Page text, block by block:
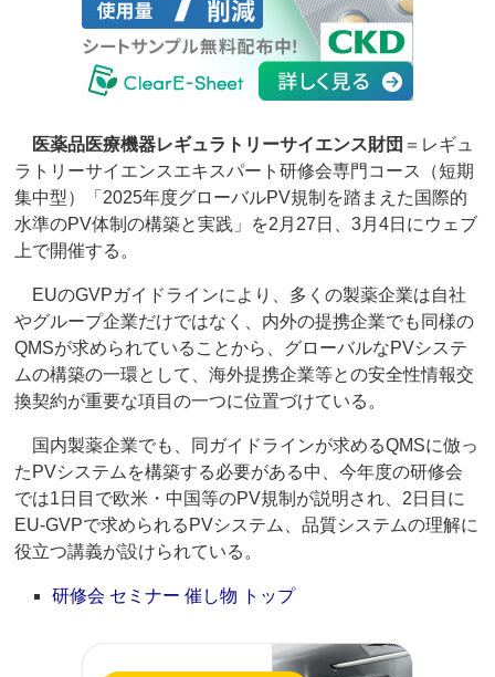
医薬品医療機器レギュラトリーサイエンス財団 ＝レギュ
ラトリーサイエンスエキスパート研修会専門コース（短期
集中型）「2025年度グローバルPV規制を踏まえた国際的
水準のPV体制の構築と実践」を2月27日、3月4日にウェブ
上で開催する。
EUのGVPガイドラインにより、多くの製薬企業は自社
やグループ企業だけではなく、内外の提携企業でも同様の
QMSが求められていることから、グローバルなPVシステ
ムの構築の一環として、海外提携企業等との安全性情報交
換契約が重要な項目の一つに位置づけている。
国内製薬企業でも、同ガイドラインが求めるQMSに倣っ
たPVシステムを構築する必要がある中、今年度の研修会
では1日目で欧米・中国等のPV規制が説明され、2日目に
EU-GVPで求められるPVシステム、品質システムの理解に
役立つ講義が設けられている。
研修会 セミナー 催し物 トップ